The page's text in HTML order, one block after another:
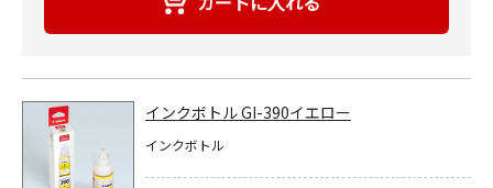
インクボトル GI-390イエロー
インクボトル